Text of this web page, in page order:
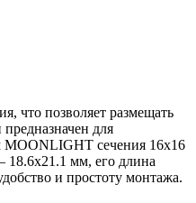
что позволяет размещать
для
MOONLIGHT сечения 16х16
мм, его длина
и простоту монтажа.